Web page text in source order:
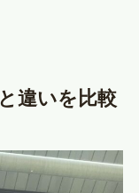
違いを比較